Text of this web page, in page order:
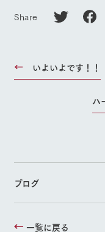
Share
いよいよです！！
ハ
ブログ
一覧に戻る